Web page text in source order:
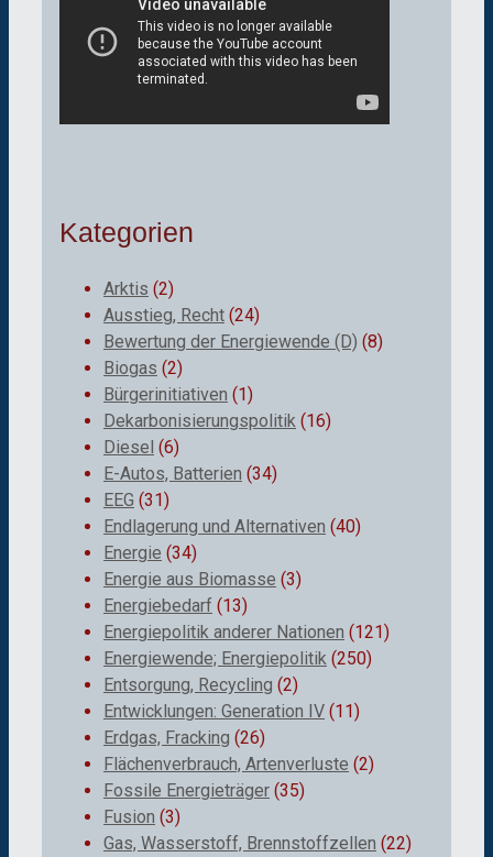
Kategorien
Arktis (2)
Ausstieg, Recht (24)
Bewertung der Energiewende (D) (8)
Biogas (2)
Bürgerinitiativen (1)
Dekarbonisierungspolitik (16)
Diesel (6)
E-Autos, Batterien (34)
EEG (31)
Endlagerung und Alternativen (40)
Energie (34)
Energie aus Biomasse (3)
Energiebedarf (13)
Energiepolitik anderer Nationen (121)
Energiewende; Energiepolitik (250)
Entsorgung, Recycling (2)
Entwicklungen: Generation IV (11)
Erdgas, Fracking (26)
Flächenverbrauch, Artenverluste (2)
Fossile Energieträger (35)
Fusion (3)
Gas, Wasserstoff, Brennstoffzellen (22)